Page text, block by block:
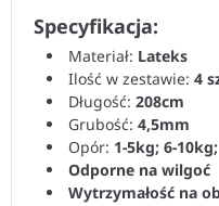
Specyfikacja:
Materiał: Lateks
Ilość w zestawie: 4
Długość: 208cm
Grubość: 4,5mm
Opór: 1-5kg; 6-
Odporne na wilgoć
Wytrzymałość na